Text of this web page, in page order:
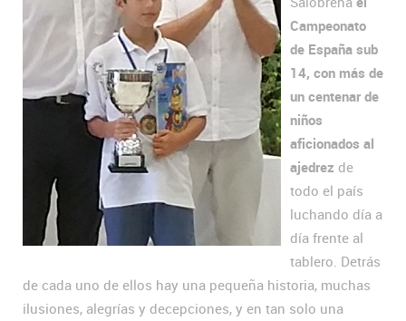
Campeonato
de España sub
14, con más de
un centenar de
niños
aficionados al
ajedrez de
todo el país
luchando día a
día frente al
tablero. Detrás
de cada uno de ellos hay una pequeña historia, muchas
ilusiones, alegrías y decepciones, y en tan solo una